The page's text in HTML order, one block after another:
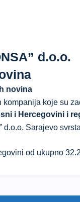
d.o.o.
novina
kompanija koje su
i Hercegovini i
d.o.o. Sarajevo
od ukupno